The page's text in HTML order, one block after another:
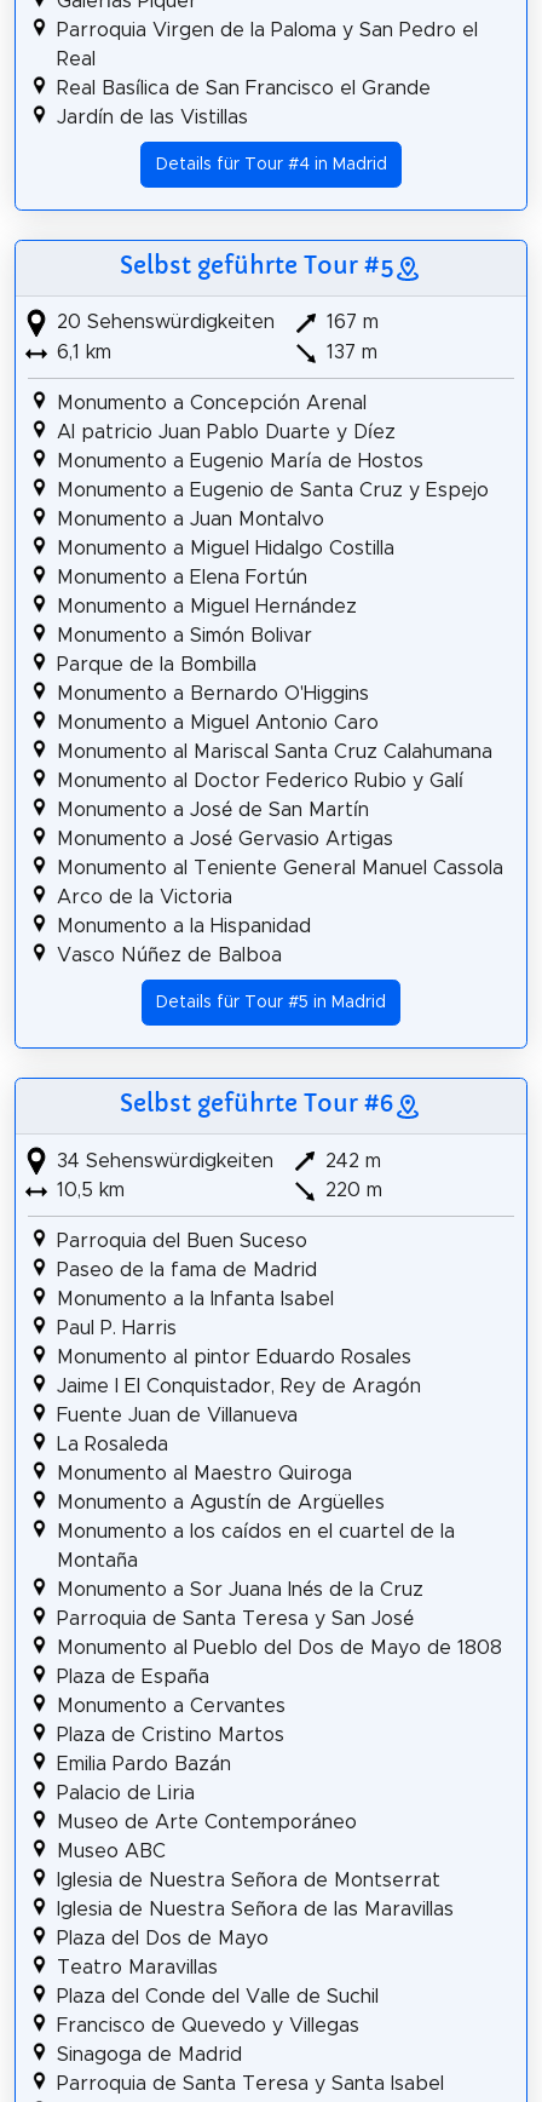
Parroquia Virgen de la Paloma y San Pedro el
Real
Real Basílica de San Francisco el Grande
Jardín de las Vistillas
Details für Tour #4 in Madrid
Selbst geführte Tour #5
20 Sehenswürdigkeiten
6,1 km
167 m
137 m
Monumento a Concepción Arenal
Al patricio Juan Pablo Duarte y Díez
Monumento a Eugenio María de Hostos
Monumento a Eugenio de Santa Cruz y Espejo
Monumento a Juan Montalvo
Monumento a Miguel Hidalgo Costilla
Monumento a Elena Fortún
Monumento a Miguel Hernández
Monumento a Simón Bolivar
Parque de la Bombilla
Monumento a Bernardo O'Higgins
Monumento a Miguel Antonio Caro
Monumento al Mariscal Santa Cruz Calahumana
Monumento al Doctor Federico Rubio y Galí
Monumento a José de San Martín
Monumento a José Gervasio Artigas
Monumento al Teniente General Manuel Cassola
Arco de la Victoria
Monumento a la Hispanidad
Vasco Núñez de Balboa
Details für Tour #5 in Madrid
Selbst geführte Tour #6
34 Sehenswürdigkeiten
10,5 km
242 m
220 m
Parroquia del Buen Suceso
Paseo de la fama de Madrid
Monumento a la Infanta Isabel
Paul P. Harris
Monumento al pintor Eduardo Rosales
Jaime I El Conquistador, Rey de Aragón
Fuente Juan de Villanueva
La Rosaleda
Monumento al Maestro Quiroga
Monumento a Agustín de Argüelles
Monumento a los caídos en el cuartel de la
Montaña
Monumento a Sor Juana Inés de la Cruz
Parroquia de Santa Teresa y San José
Monumento al Pueblo del Dos de Mayo de 1808
Plaza de España
Monumento a Cervantes
Plaza de Cristino Martos
Emilia Pardo Bazán
Palacio de Liria
Museo de Arte Contemporáneo
Museo ABC
Iglesia de Nuestra Señora de Montserrat
Iglesia de Nuestra Señora de las Maravillas
Plaza del Dos de Mayo
Teatro Maravillas
Plaza del Conde del Valle de Suchil
Francisco de Quevedo y Villegas
Sinagoga de Madrid
Parroquia de Santa Teresa y Santa Isabel